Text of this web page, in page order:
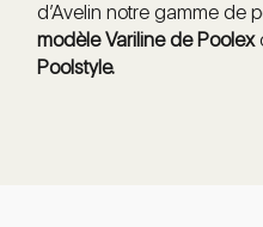
d’Avelin notre gamme de
modèle Varilinede Poolex
Poolstyle.